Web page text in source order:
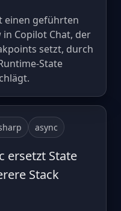
einen geführten
Copilot Chat, der
setzt, durch
State
async
ersetzt State
Stack